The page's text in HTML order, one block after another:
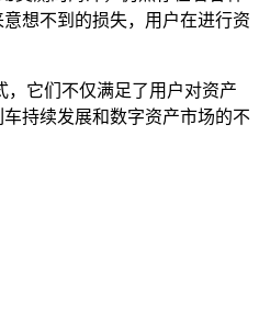
想不到的损失，用户在进行资
，它们不仅满足了用户对资产
持续发展和数字资产市场的不